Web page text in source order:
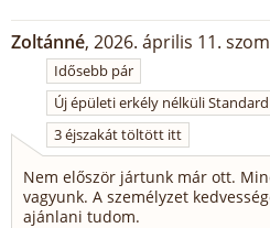
Zoltánné, 2026. április 11.
Idősebb pár
Új épületi erkély nélküli
3 éjszakát töltött itt
Nem először jártunk már ott.
vagyunk. A személyzet
ajánlani tudom.